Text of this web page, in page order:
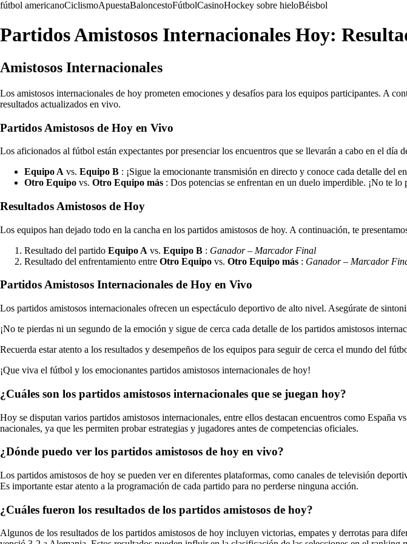
fútbol americanoCiclismoApuestaBaloncestoFútbolCasinoHockey sobre hieloBéisbol
Partidos Amistosos Internacionales Hoy:
Amistosos Internacionales
Los amistosos internacionales de hoy prometen emociones y desafíos para los equipos participantes. A
resultados actualizados en vivo.
Partidos Amistosos de Hoy en Vivo
Los aficionados al fútbol están expectantes por presenciar los encuentros que se llevarán a cabo en el
Equipo A vs. Equipo B : ¡Sigue la emocionante transmisión en directo y conoce cada detalle del
Otro Equipo vs. Otro Equipo más : Dos potencias se enfrentan en un duelo imperdible. ¡No te lo
Resultados Amistosos de Hoy
Los equipos han dejado todo en la cancha en los partidos amistosos de hoy. A continuación, te
Resultado del partido Equipo A vs. Equipo B : Ganador – Marcador Final
Resultado del enfrentamiento entre Otro Equipo vs. Otro Equipo más : Ganador – Marcador
Partidos Amistosos Internacionales de Hoy en Vivo
Los partidos amistosos internacionales ofrecen un espectáculo deportivo de alto nivel. Asegúrate de
¡No te pierdas ni un segundo de la emoción y sigue de cerca cada detalle de los partidos amistosos
Recuerda estar atento a los resultados y desempeños de los equipos para seguir de cerca el mundo del
¡Que viva el fútbol y los emocionantes partidos amistosos internacionales de hoy!
¿Cuáles son los partidos amistosos internacionales que se juegan hoy?
Hoy se disputan varios partidos amistosos internacionales, entre ellos destacan encuentros como
nacionales, ya que les permiten probar estrategias y jugadores antes de competencias oficiales.
¿Dónde puedo ver los partidos amistosos de hoy en vivo?
Los partidos amistosos de hoy se pueden ver en diferentes plataformas, como canales de televisión
Es importante estar atento a la programación de cada partido para no perderse ninguna acción.
¿Cuáles fueron los resultados de los partidos amistosos de hoy?
Algunos de los resultados de los partidos amistosos de hoy incluyen victorias, empates y derrotas para